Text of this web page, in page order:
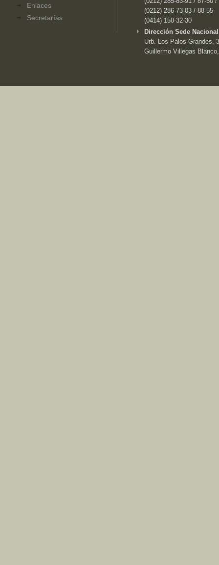
Enlaces
Secretarías
(0212) 286-73-03 / 88-55
(0414) 150-32-30
Dirección Sede
Urb. Los Palos Grandes,
Guillermo Villegas